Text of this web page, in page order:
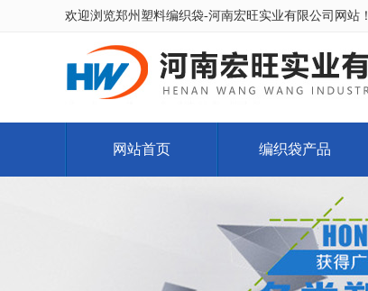
欢迎浏览郑州塑料编织袋-河南宏旺实业有限公司网站！
网站首页 编织袋产品